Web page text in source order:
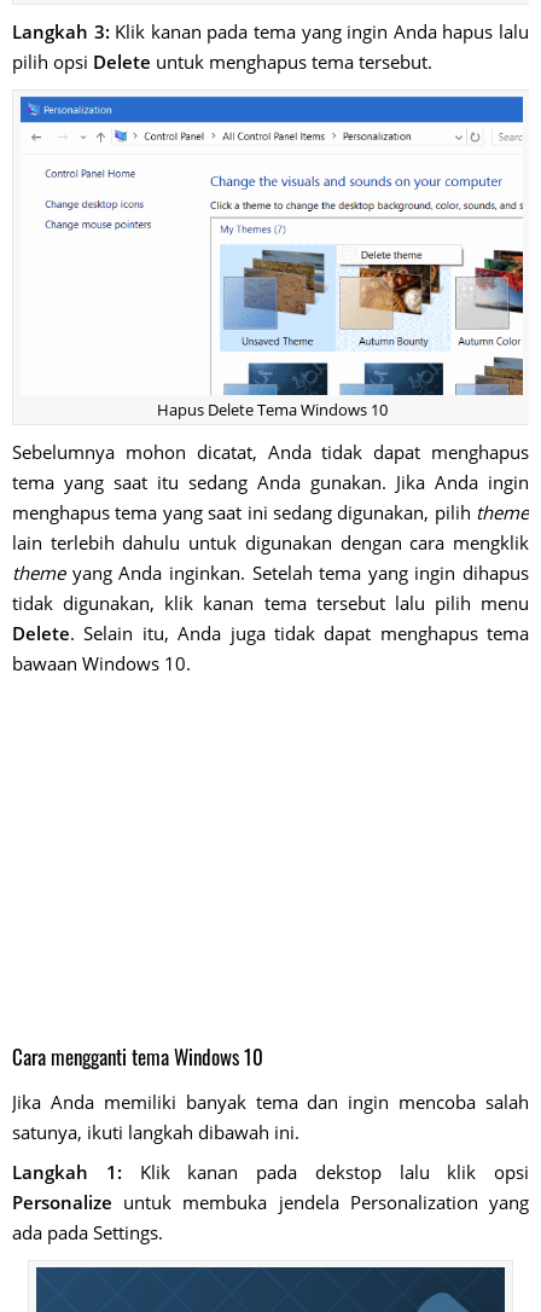
Langkah 3: Klik kanan pada tema yang ingin Anda hapus lalu
pilih opsi Delete untuk menghapus tema tersebut.
Hapus Delete Tema Windows 10
Sebelumnya mohon dicatat, Anda tidak dapat menghapus
tema yang saat itu sedang Anda gunakan. Jika Anda ingin
menghapus tema yang saat ini sedang digunakan, pilih theme
lain terlebih dahulu untuk digunakan dengan cara mengklik
themeyang Anda inginkan. Setelah tema yang ingin dihapus
tidak digunakan, klik kanan tema tersebut lalu pilih menu
Delete. Selain itu, Anda juga tidak dapat menghapus tema
bawaan Windows 10.
Cara mengganti tema Windows 10
Jika Anda memiliki banyak tema dan ingin mencoba salah
satunya, ikuti langkah dibawah ini.
Langkah 1: Klik kanan pada dekstop lalu klik opsi
Personalize untuk membuka jendela Personalization yang
ada pada Settings.